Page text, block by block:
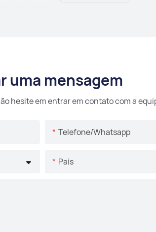
uma mensagem
hesite em entrar em contato com a
Telefone/whatsapp
País